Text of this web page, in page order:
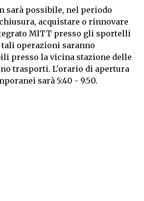
sarà possibile, nel periodo
acquistare o rinnovare
MITT presso gli sportelli
operazioni saranno
presso la vicina stazione delle
trasporti. L'orario di apertura
sarà 5:40 - 9.50.